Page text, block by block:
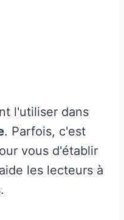
l'utiliser dans
. Parfois, c'est
vous d'établir
les lecteurs à